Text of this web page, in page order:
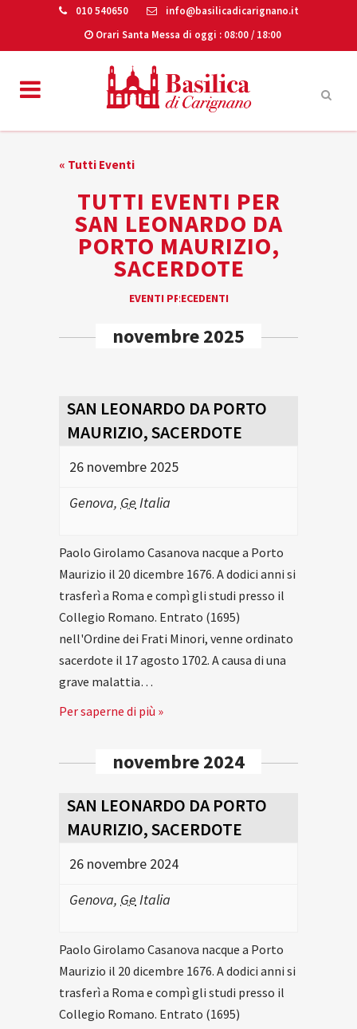
010 540650
info@basilicadicarignano.it
Orari Santa Messa di oggi : 08:00 / 18:00
« Tutti Eventi
TUTTI EVENTI PER
SAN LEONARDO DA
PORTO MAURIZIO,
SACERDOTE
NAVIGATION
EVENTI PRECEDENTI
novembre 2025
SAN LEONARDO DA PORTO
MAURIZIO, SACERDOTE
26 novembre 2025
Genova, Ge Italia
Paolo Girolamo Casanova nacque a Porto
Maurizio il 20 dicembre 1676. A dodici anni si
trasferì a Roma e compì gli studi presso il
Collegio Romano. Entrato (1695)
nell'Ordine dei Frati Minori, venne ordinato
sacerdote il 17 agosto 1702. A causa di una
grave malattia…
Per saperne di più »
novembre 2024
SAN LEONARDO DA PORTO
MAURIZIO, SACERDOTE
26 novembre 2024
Genova, Ge Italia
Paolo Girolamo Casanova nacque a Porto
Maurizio il 20 dicembre 1676. A dodici anni si
trasferì a Roma e compì gli studi presso il
Collegio Romano. Entrato (1695)